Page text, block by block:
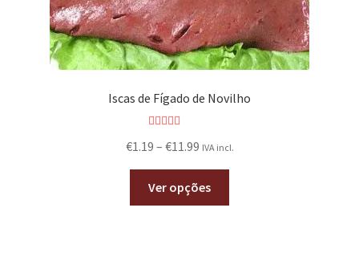
Iscas de Fígado de Novilho
€1.19 – €11.99 IVA incl.
Ver opções